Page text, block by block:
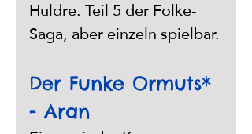
Huldre. Teil 5 der Folke-
Saga, aber einzeln spielbar.
Der Funke Ormuts*
- Aran